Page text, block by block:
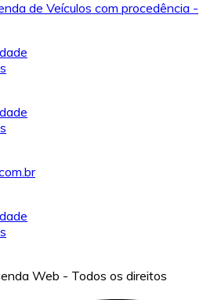
Web - Todos os direitos